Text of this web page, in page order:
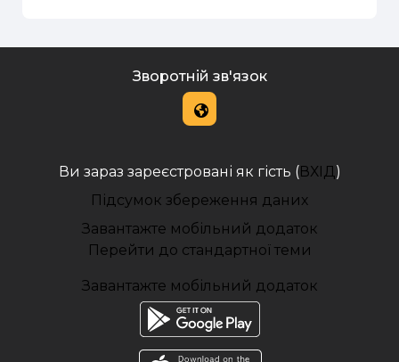
Зворотній зв'язок
Ви зараз зареєстровані як гість (ВХІД )
Підсумок збереження даних
Завантажте мобільний додаток
Перейти до стандартної теми
Завантажте мобільний додаток